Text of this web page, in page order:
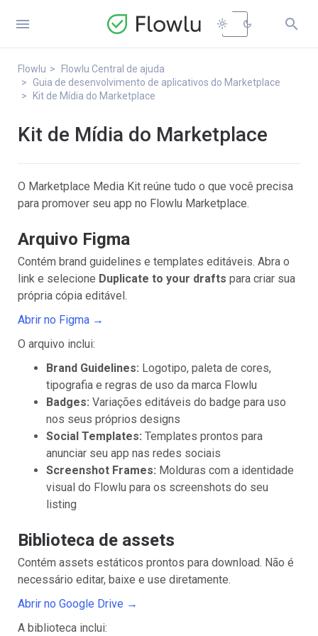
 light_mode dark_mode 
Flowlu
Flowlu Central de ajuda
Guia de desenvolvimento de aplicativos do Marketplace
Kit de Mídia do Marketplace
Kit de Mídia do Marketplace
O Marketplace Media Kit reúne tudo o que você precisa
para promover seu app no Flowlu Marketplace.
Arquivo Figma
Contém brand guidelines e templates editáveis. Abra o
link e selecione Duplicate to your drafts para criar sua
própria cópia editável.
Abrir no Figma →
O arquivo inclui:
Brand Guidelines: Logotipo, paleta de cores,
tipografia e regras de uso da marca Flowlu
Badges: Variações editáveis do badge para uso
nos seus próprios designs
Social Templates: Templates prontos para
anunciar seu app nas redes sociais
Screenshot Frames: Molduras com a identidade
visual do Flowlu para os screenshots do seu
listing
Biblioteca de assets
Contém assets estáticos prontos para download. Não é
necessário editar, baixe e use diretamente.
Abrir no Google Drive →
A biblioteca inclui: